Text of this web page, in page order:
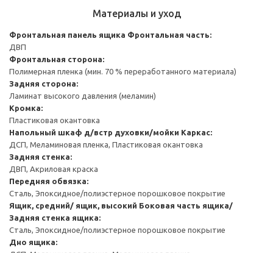
Материалы и уход
Фронтальная панель ящика Фронтальная часть:
ДВП
Фронтальная сторона:
Полимерная пленка (мин. 70 % переработанного материала)
Задняя сторона:
Ламинат высокого давления (меламин)
Кромка:
Пластиковая окантовка
Напольный шкаф д/встр духовки/мойки Каркас:
ДСП, Меламиновая пленка, Пластиковая окантовка
Задняя стенка:
ДВП, Акриловая краска
Передняя обвязка:
Сталь, Эпоксидное/полиэстерное порошковое покрытие
Ящик, средний/ ящик, высокий Боковая часть ящика/
Задняя стенка ящика:
Сталь, Эпоксидное/полиэстерное порошковое покрытие
Дно ящика: